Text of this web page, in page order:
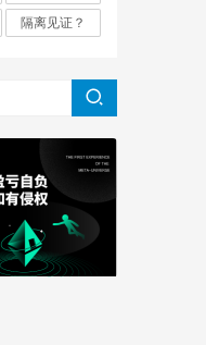
隔离见证？